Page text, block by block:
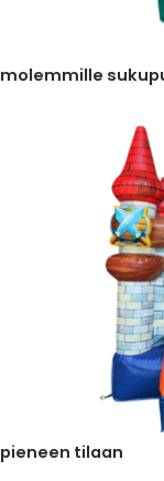
molemmille
pieneen tilaan